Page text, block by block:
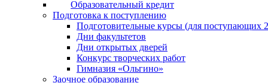
Образовательный кредит
Подготовка к поступлению
Подготовительные курсы (для поступающих
Дни факультетов
Дни открытых дверей
Конкурс творческих работ
Гимназия «Ольгино»
Заочное образование